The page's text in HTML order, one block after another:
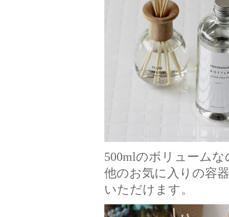
500mlのボリューム
他のお気に入りの容
いただけます。